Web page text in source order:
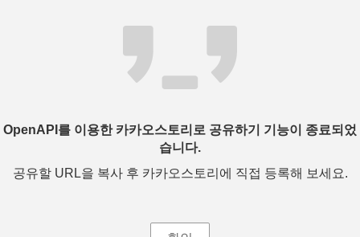
OpenAPI를 이용한 카카오스토리로 공유하기 기능이 종료되었
습니다.
공유할 URL을 복사 후 카카오스토리에 직접 등록해 보세요.